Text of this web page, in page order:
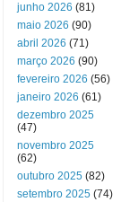
junho 2026 (81)
maio 2026 (90)
abril 2026 (71)
março 2026 (90)
fevereiro 2026 (56)
janeiro 2026 (61)
dezembro 2025
(47)
novembro 2025
(62)
outubro 2025 (82)
setembro 2025 (74)